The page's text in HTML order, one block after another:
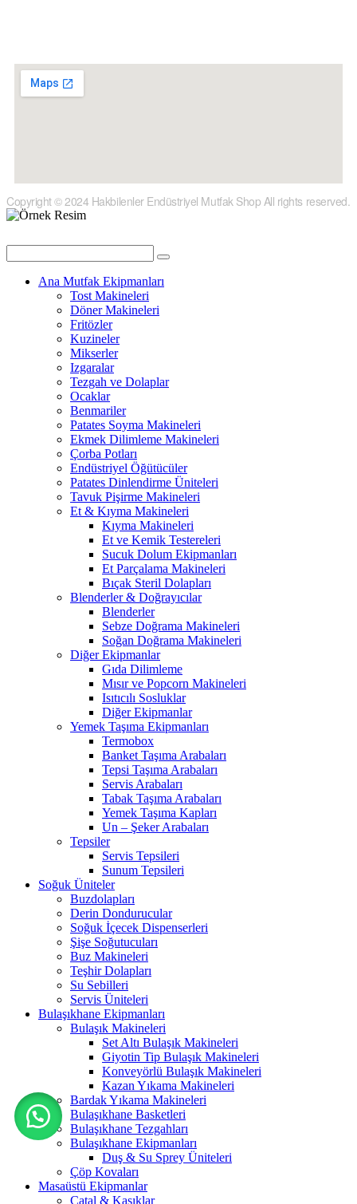
Copyright © 2024 Hakbilenler Endüstriyel Mutfak Shop All rights reserved.
Ana Mutfak Ekipmanları
Tost Makineleri
Döner Makineleri
Fritözler
Kuzineler
Mikserler
Izgaralar
Tezgah ve Dolaplar
Ocaklar
Benmariler
Patates Soyma Makineleri
Ekmek Dilimleme Makineleri
Çorba Potları
Endüstriyel Öğütücüler
Patates Dinlendirme Üniteleri
Tavuk Pişirme Makineleri
Et & Kıyma Makineleri
Kıyma Makineleri
Et ve Kemik Testereleri
Sucuk Dolum Ekipmanları
Et Parçalama Makineleri
Bıçak Steril Dolapları
Blenderler & Doğrayıcılar
Blenderler
Sebze Doğrama Makineleri
Soğan Doğrama Makineleri
Diğer Ekipmanlar
Gıda Dilimleme
Mısır ve Popcorn Makineleri
Isıtıcılı Sosluklar
Diğer Ekipmanlar
Yemek Taşıma Ekipmanları
Termobox
Banket Taşıma Arabaları
Tepsi Taşıma Arabaları
Servis Arabaları
Tabak Taşıma Arabaları
Yemek Taşıma Kapları
Un – Şeker Arabaları
Tepsiler
Servis Tepsileri
Sunum Tepsileri
Soğuk Üniteler
Buzdolapları
Derin Dondurucular
Soğuk İçecek Dispenserleri
Şişe Soğutucuları
Buz Makineleri
Teşhir Dolapları
Su Sebilleri
Servis Üniteleri
Bulaşıkhane Ekipmanları
Bulaşık Makineleri
Set Altı Bulaşık Makineleri
Giyotin Tip Bulaşık Makineleri
Konveyörlü Bulaşık Makineleri
Kazan Yıkama Makineleri
Bardak Yıkama Makineleri
Bulaşıkhane Basketleri
Bulaşıkhane Tezgahları
Bulaşıkhane Ekipmanları
Duş & Su Sprey Üniteleri
Çöp Kovaları
Masaüstü Ekipmanlar
Çatal & Kaşıklar